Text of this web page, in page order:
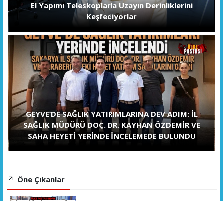
El Yapımı Teleskoplarla Uzayın Derinliklerini
Keşfediyorlar
GEYVE’DE SAĞLIK YATIRIMLARINA DEV ADIM: İL
SAĞLIK MÜDÜRÜ DOÇ. DR. KAYHAN ÖZDEMİR VE
SAHA HEYETİ YERİNDE İNCELEMEDE BULUNDU
Öne Çıkanlar